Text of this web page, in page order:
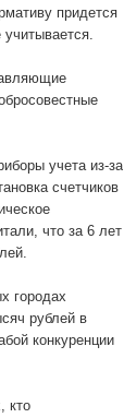
придется
учета из-за
счетчиков
что за 6 лет
городах
рублей в
конкуренции
кто